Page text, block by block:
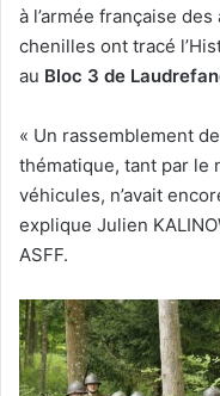
à l’armée française
chenilles ont tracé
au Bloc 3 de
« Un rassemblement
thématique, tant par le
véhicules, n’avait
explique Julien
ASFF.